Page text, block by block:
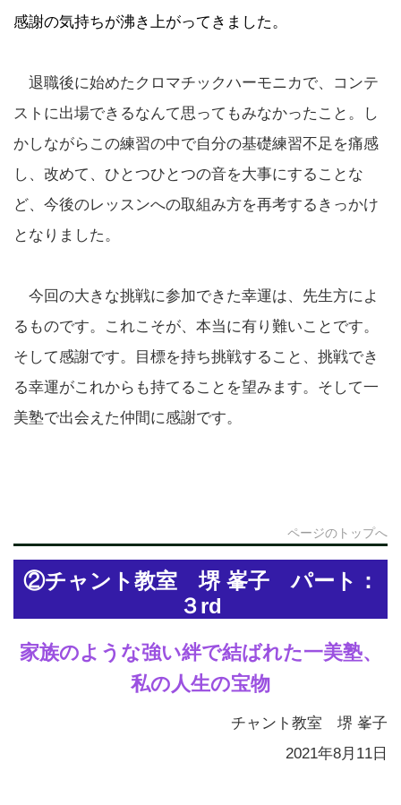
感謝の気持ちが沸き上がってきました。
退職後に始めたクロマチックハーモニカで、コンテ
ストに出場できるなんて思ってもみなかったこと。し
かしながらこの練習の中で自分の基礎練習不足を痛感
し、改めて、ひとつひとつの音を大事にすることな
ど、今後のレッスンへの取組み方を再考するきっかけ
となりました。
今回の大きな挑戦に参加できた幸運は、先生方によ
るものです。これこそが、本当に有り難いことです。
そして感謝です。目標を持ち挑戦すること、挑戦でき
る幸運がこれからも持てることを望みます。そして一
美塾で出会えた仲間に感謝です。
ページのトップへ
②チャント教室 堺 峯子 パート：
３rd
家族のような強い絆で結ばれた一美塾、
私の人生の宝物
チャント教室 堺 峯子
2021年8月11日